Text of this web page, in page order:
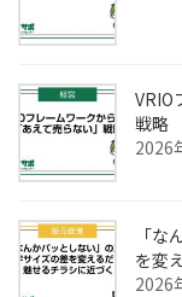
VRIO
戦略
2026
「
を変
2026